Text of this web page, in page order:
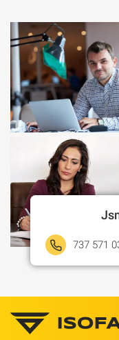
737 571